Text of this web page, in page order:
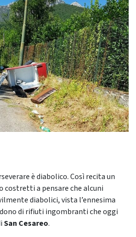
è diabolico. Così recita un
costretti a pensare che alcuni
diabolici, vista l’ennesima
di rifiuti ingombranti che oggi
San Cesareo.